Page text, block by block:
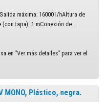
máxima: 16000 l/hAltura de
tapa): 1 mConexión de ...
en "Ver más detalles" para ver el
MONO, Plástico, negra.